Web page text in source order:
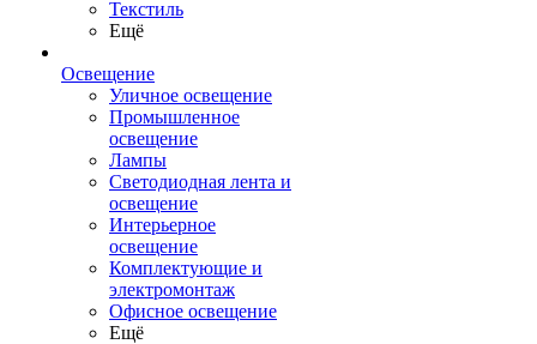
Текстиль
Ещё
Освещение
Уличное освещение
Промышленное
освещение
Лампы
Светодиодная лента и
освещение
Интерьерное
освещение
Комплектующие и
электромонтаж
Офисное освещение
Ещё